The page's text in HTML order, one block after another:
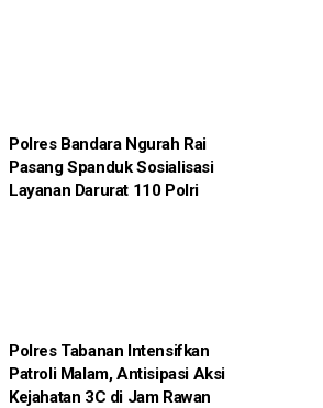
Polres Bandara Ngurah Rai
Pasang Spanduk Sosialisasi
Layanan Darurat 110 Polri
Polres Tabanan Intensifkan
Patroli Malam, Antisipasi Aksi
Kejahatan 3C di Jam Rawan